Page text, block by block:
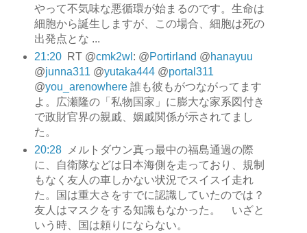
やって不気味な悪循環が始まるのです。生命は
細胞から誕生しますが、この場合、細胞は死の
出発点とな ...
21:20
RT @cmk2wl : @Portirland @hanayuu
@junna311 @yutaka444@portal311
@you_arenowhere誰も彼もがつながってます
よ。広瀬隆の「私物国家」に膨大な家系図付き
で政財官界の親戚、姻戚関係が示されてまし
た。
20:28
メルトダウン真っ最中の福島通過の際
に、自衛隊などは日本海側を走っており、規制
もなく友人の車しかない状況でスイスイ走れ
た。国は重大さをすでに認識していたのでは？
友人はマスクをする知識もなかった。 いざと
いう時、国は頼りにならない。